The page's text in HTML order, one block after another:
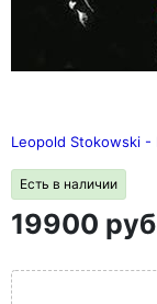
Leopold Stokowski -
Есть в наличии
19900